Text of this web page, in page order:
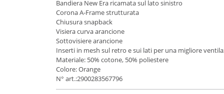
Bandiera New Era ricamata sul lato sinistro
Corona A-Frame strutturata
Chiusura snapback
Visiera curva arancione
Sottovisiere arancione
Inserti in mesh sul retro e sui lati per una migliore
Materiale: 50% cotone, 50% poliestere
Colore: Orange
N° art.:2900283567796